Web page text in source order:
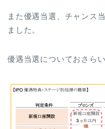
また優遇当選、チャンス
ました。
優遇当選についておさら